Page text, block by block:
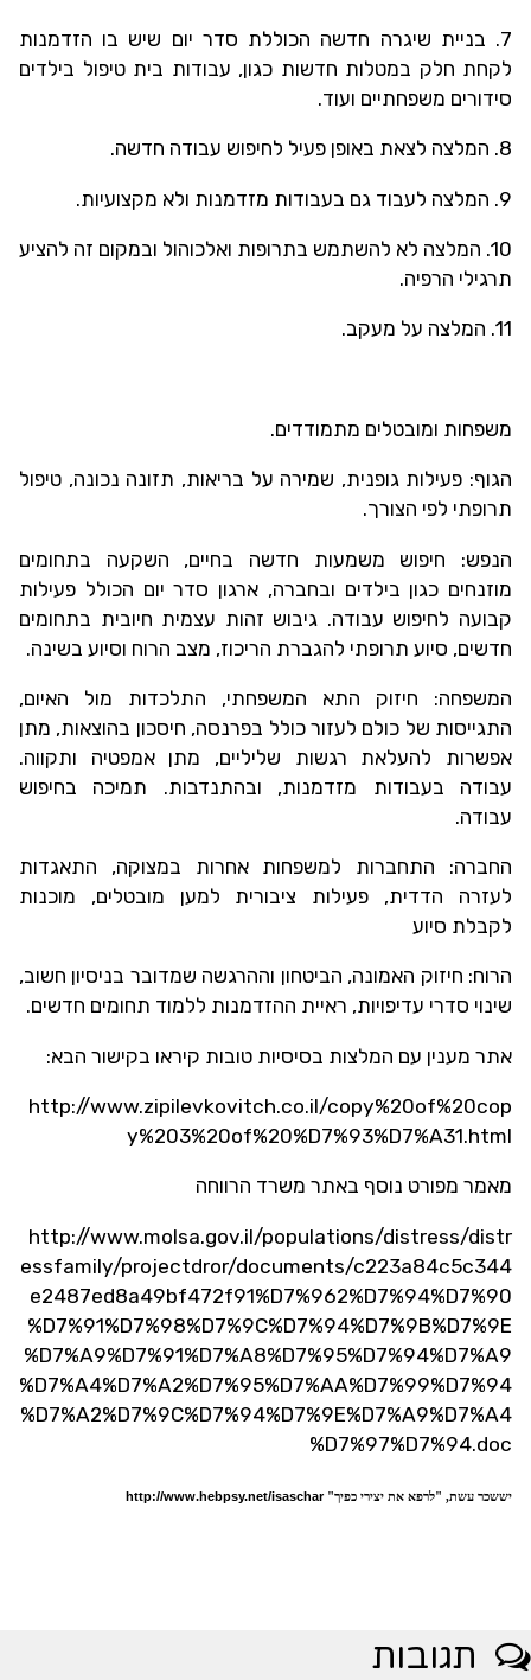
7. בניית שיגרה חדשה הכוללת סדר יום שיש בו הזדמנות
לקחת חלק במטלות חדשות כגון, עבודות בית טיפול בילדים
סידורים משפחתיים ועוד.
8. המלצה לצאת באופן פעיל לחיפוש עבודה חדשה.
9. המלצה לעבוד גם בעבודות מזדמנות ולא מקצועיות.
10. המלצה לא להשתמש בתרופות ואלכוהול ובמקום זה להציע
תרגילי הרפיה.
11. המלצה על מעקב.
משפחות ומובטלים מתמודדים.
הגוף: פעילות גופנית, שמירה על בריאות, תזונה נכונה, טיפול
תרופתי לפי הצורך.
הנפש: חיפוש משמעות חדשה בחיים, השקעה בתחומים
מוזנחים כגון בילדים ובחברה, ארגון סדר יום הכולל פעילות
קבועה לחיפוש עבודה. גיבוש זהות עצמית חיובית בתחומים
חדשים, סיוע תרופתי להגברת הריכוז, מצב הרוח וסיוע בשינה.
המשפחה: חיזוק התא המשפחתי, התלכדות מול האיום,
התגייסות של כולם לעזור כולל בפרנסה, חיסכון בהוצאות, מתן
אפשרות להעלאת רגשות שליליים, מתן אמפטיה ותקווה.
עבודה בעבודות מזדמנות, ובהתנדבות. תמיכה בחיפוש
עבודה.
החברה: התחברות למשפחות אחרות במצוקה, התאגדות
לעזרה הדדית, פעילות ציבורית למען מובטלים, מוכנות
לקבלת סיוע
הרוח: חיזוק האמונה, הביטחון וההרגשה שמדובר בניסיון חשוב,
שינוי סדרי עדיפויות, ראיית ההזדמנות ללמוד תחומים חדשים.
אתר מענין עם המלצות בסיסיות טובות קיראו בקישור הבא:
http://www.zipilevkovitch.co.il/copy%20of%20cop
y%203%20of%20%D7%93%D7%A31.html
מאמר מפורט נוסף באתר משרד הרווחה
http://www.molsa.gov.il/populations/distress/distr
essfamily/projectdror/documents/c223a84c5c344
e2487ed8a49bf472f91%D7%962%D7%94%D7%90
%D7%91%D7%98%D7%9C%D7%94%D7%9B%D7%9E
%D7%A9%D7%91%D7%A8%D7%95%D7%94%D7%A9
%D7%A4%D7%A2%D7%95%D7%AA%D7%99%D7%94
%D7%A2%D7%9C%D7%94%D7%9E%D7%A9%D7%A4
%D7%97%D7%94.doc
יששכר עשת, "לרפא את יצירי כפיך"http://www.hebpsy.net/isaschar
תגובות